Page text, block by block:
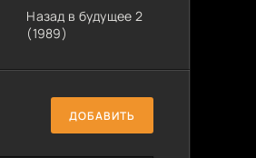
Назад в будущее 2
(1989)
ДОБАВИТЬ